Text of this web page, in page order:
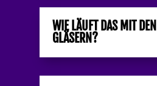
WIE LÄUFT DAS MIT DEN
GLÄSERN?